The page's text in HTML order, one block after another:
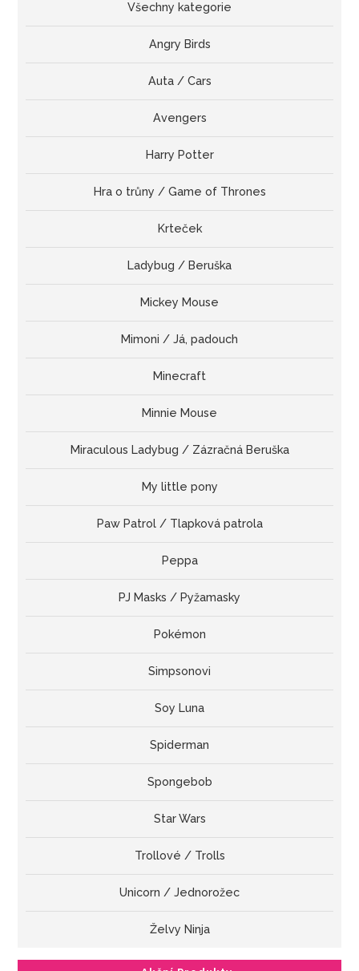
Všechny kategorie
Angry Birds
Auta / Cars
Avengers
Harry Potter
Hra o trůny / Game of Thrones
Krteček
Ladybug / Beruška
Mickey Mouse
Mimoni / Já, padouch
Minecraft
Minnie Mouse
Miraculous Ladybug / Zázračná Beruška
My little pony
Paw Patrol / Tlapková patrola
Peppa
PJ Masks / Pyžamasky
Pokémon
Simpsonovi
Soy Luna
Spiderman
Spongebob
Star Wars
Trollové / Trolls
Unicorn / Jednorožec
Želvy Ninja